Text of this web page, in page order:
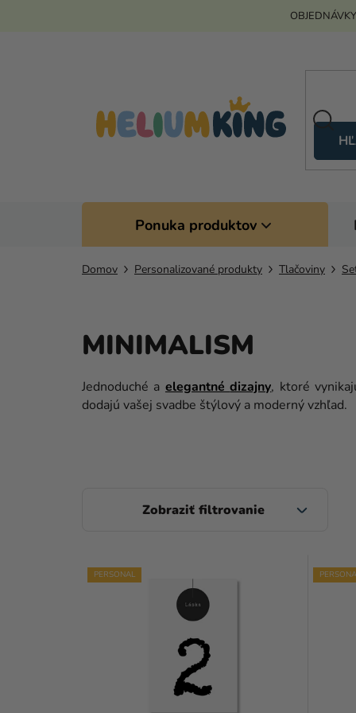
Ponuka produktov
Domov Personalizované produkty Tlačoviny
MINIMALISM
Jednoduché a elegantnédizajny, ktoré
dodajú vašej svadbe štýlový a moderný vzhľad.
N
VPERSONAL